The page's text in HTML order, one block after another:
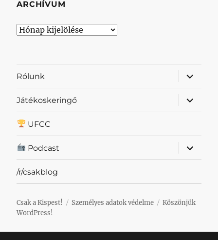
ARCHÍVUM
Archívum
Rólunk
almenü
Játékoskeringő
almenü
UFCC
Podcast
almenü
/r/csakblog
Csak a Kispest! Személyes adatok védelme
Köszönjük
WordPress!